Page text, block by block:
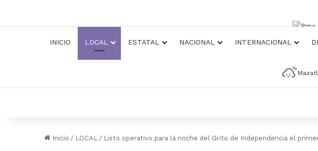
INICIO LOCAL ESTATAL NACIONAL INTERNACIONAL
Inicio / LOCAL / Listo operativo para la noche del Grito de Independencia el